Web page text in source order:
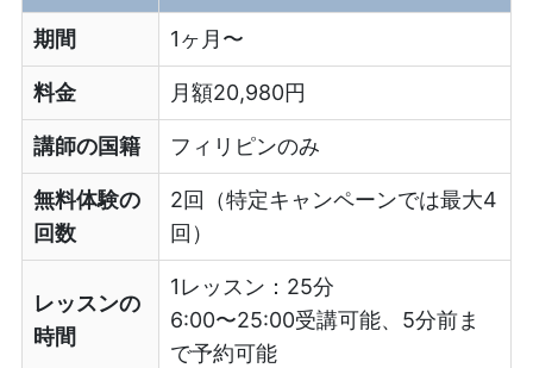
期間 1ヶ月〜
料金 月額20,980円
講師の国籍 フィリピンのみ
無料体験の
回数
2回（特定キャンペーンでは最大4
回）
レッスンの
時間
1レッスン：25分
6:00〜25:00受講可能、5分前ま
で予約可能